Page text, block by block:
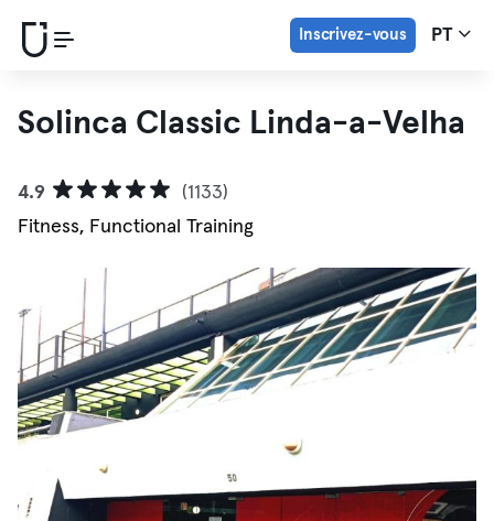
Inscrivez-vous PT
Solinca Classic Linda-a-Velha
4.9
(1133)
Fitness, Functional Training